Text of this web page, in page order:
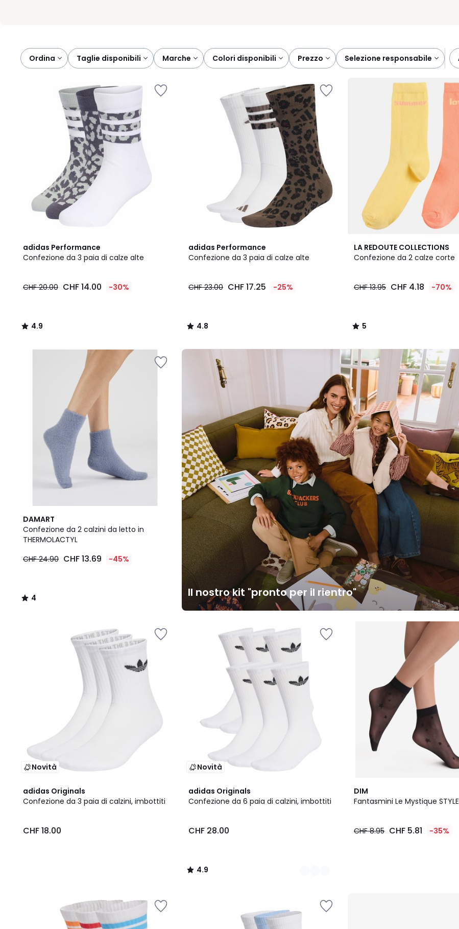
Ordina taglie disponibili marche colori disponibili prezzo selezione responsabile
adidas Performance
Confezione da 3 paia di calze alte
14.00
20.00
CHF 20.00 CHF 14.00 -30%
4.9
/ 5
4.9
/
adidas Performance
Confezione da 3 paia di calze alte
CHF 23.00 CHF 17.25 -25%
4.8
/ 5
4.8
/
LA REDOUTE COLLECTIONS
Confezione da 2 calze corte
CHF 13.95 CHF 4.18 -70%
5
/
5
/
DAMART
Confezione da 2 calzini da letto in
THERMOLACTYL
CHF 24.90 CHF 13.69 -45%
4
/
5
4
/
Il nostro kit "pronto per il rientro"
Il
Novità
adidas Originals
Confezione da 3 paia di calzini, imbottiti
CHF 18.00
Novità
adidas Originals
Confezione da 6 paia di calzini, imbottiti
CHF 28.00
4.9
/ 5
2
Colori
4.9
/
DIM
Fantasmini Le Mystique STYLE
CHF 8.95 CHF 5.81 -35%